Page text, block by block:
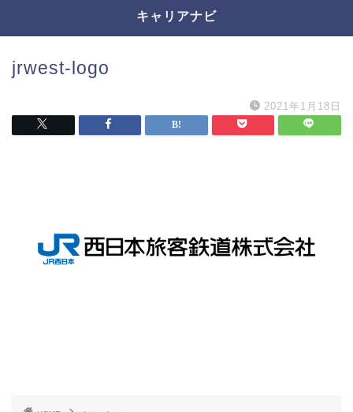
キャリアナビ
jrwest-logo
2021年1月18日